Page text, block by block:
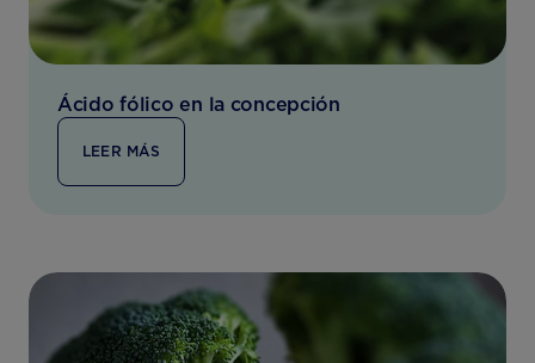
Ácido fólico en la concepción
LEER MÁS